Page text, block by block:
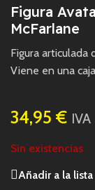
Figura
McFarlane
Figura articulada
Viene en una
34,95 € IVA
Sin existencias
Añadir a la